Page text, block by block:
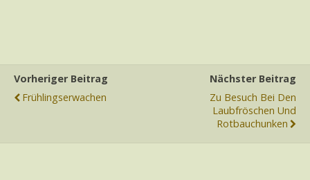
Vorheriger Beitrag
Frühlingserwachen
Nächster Beitrag
Zu Besuch Bei Den
Laubfröschen Und
Rotbauchunken